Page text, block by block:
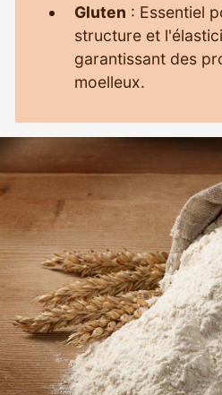
Gluten : Essentiel
structure et
garantissant des
moelleux.